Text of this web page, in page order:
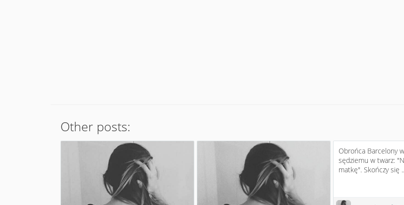
Other posts:
Obrońca Barcelony
sędziemu w twarz:
matkę". Skończy się